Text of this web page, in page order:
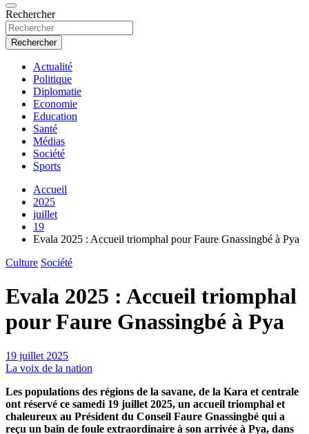
Rechercher
Rechercher
Actualité
Politique
Diplomatie
Economie
Education
Santé
Médias
Société
Sports
Accueil
2025
juillet
19
Evala 2025 : Accueil triomphal pour Faure Gnassingbé à Pya
Culture Société
Evala 2025 : Accueil triomphal
pour Faure Gnassingbé à Pya
19 juillet 2025
La voix de la nation
Les populations des régions de la savane, de la Kara et centrale
ont réservé ce samedi 19 juillet 2025, un accueil triomphal et
chaleureux au Président du Conseil Faure Gnassingbé qui a
reçu un bain de foule extraordinaire à son arrivée à Pya, dans